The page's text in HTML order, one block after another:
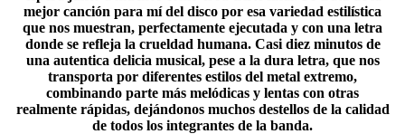
mejor canción para mí del disco por esa variedad estilística
que nos muestran, perfectamente ejecutada y con una letra
donde se refleja la crueldad humana. Casi diez minutos de
una autentica delicia musical, pese a la dura letra, que nos
transporta por diferentes estilos del metal extremo,
combinando parte más melódicas y lentas con otras
realmente rápidas, dejándonos muchos destellos de la calidad
de todos los integrantes de la banda.